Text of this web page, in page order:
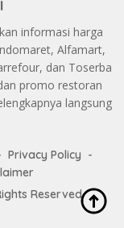
informasi harga
Alfamart,
dan Toserba
promo restoran
langsung
Privacy Policy
Reserved.